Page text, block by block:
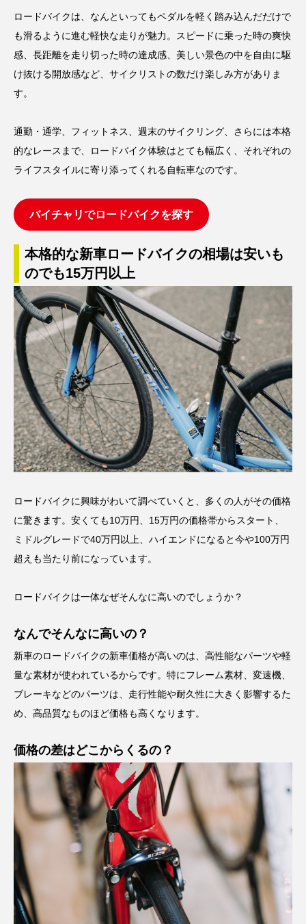
ロードバイクは、なんといってもペダルを軽く踏み込んだだけで
も滑るように進む軽快な走りが魅力。スピードに乗った時の爽快
感、長距離を走り切った時の達成感、美しい景色の中を自由に駆
け抜ける開放感など、サイクリストの数だけ楽しみ方がありま
す。
通勤・通学、フィットネス、週末のサイクリング、さらには本格
的なレースまで、ロードバイク体験はとても幅広く、それぞれの
ライフスタイルに寄り添ってくれる自転車なのです。
バイチャリでロードバイクを探す
本格的な新車ロードバイクの相場は安いも
のでも15万円以上
ロードバイクに興味がわいて調べていくと、多くの人がその価格
に驚きます。安くても10万円、15万円の価格帯からスタート、
ミドルグレードで40万円以上、ハイエンドになると今や100万円
超えも当たり前になっています。
ロードバイクは一体なぜそんなに高いのでしょうか？
なんでそんなに高いの？
新車のロードバイクの新車価格が高いのは、高性能なパーツや軽
量な素材が使われているからです。特にフレーム素材、変速機、
ブレーキなどのパーツは、走行性能や耐久性に大きく影響するた
め、高品質なものほど価格も高くなります。
価格の差はどこからくるの？